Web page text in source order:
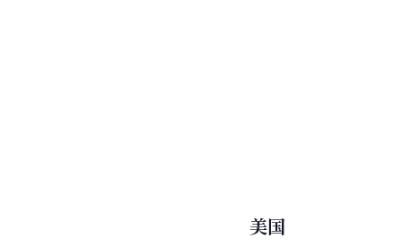
美国